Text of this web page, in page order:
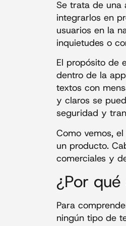
Se trata de
integrarlos en
usuarios en la
inquietudes o
El propósito de
dentro de la
textos con
y claros se
seguridad y
Como vemos,
un producto.
comerciales y
¿Por
Para
ningún tipo de